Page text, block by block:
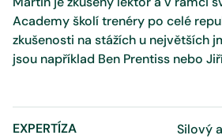
EXPERTÍZA
Silový
Academy školí trenéry po celé
zkušenosti na stážích u největších
jsou například Ben Prentiss nebo